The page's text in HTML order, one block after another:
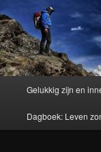
Gelukkig zijn en
Dagboek: Leven